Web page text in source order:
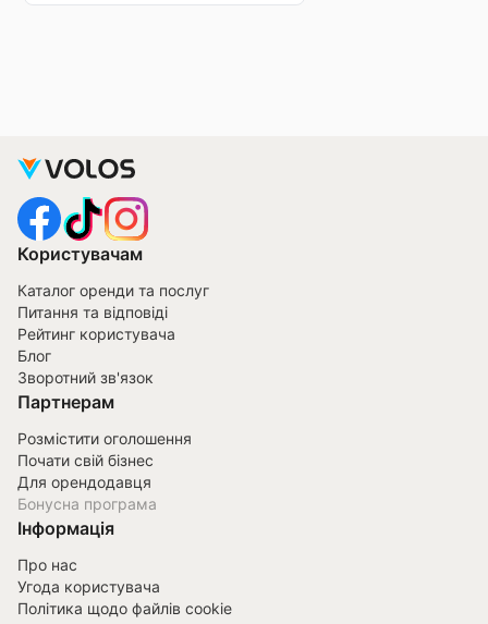
Користувачам
Каталог оренди та послуг
Питання та відповіді
Рейтинг користувача
Блог
Зворотний зв'язок
Партнерам
Розмістити оголошення
Почати свій бізнес
Для орендодавця
Бонусна програма
Інформація
Про нас
Угода користувача
Політика щодо файлів cookie